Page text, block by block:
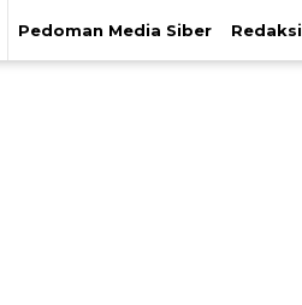
Pedoman Media Siber Redaksi